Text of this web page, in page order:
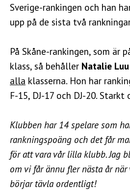
Sverige-rankingen och han
upp på de sista två
På Skåne-rankingen, som är
klass, så behåller Natalie Luu
alla klasserna. Hon har
F-15, DJ-17 och DJ-20. Starkt
Klubben har 14 spelare som
rankningspoäng och det får
för att vara vår lilla klubb. Jag
om vi får ännu fler nästa år
börjar tävla ordentligt!